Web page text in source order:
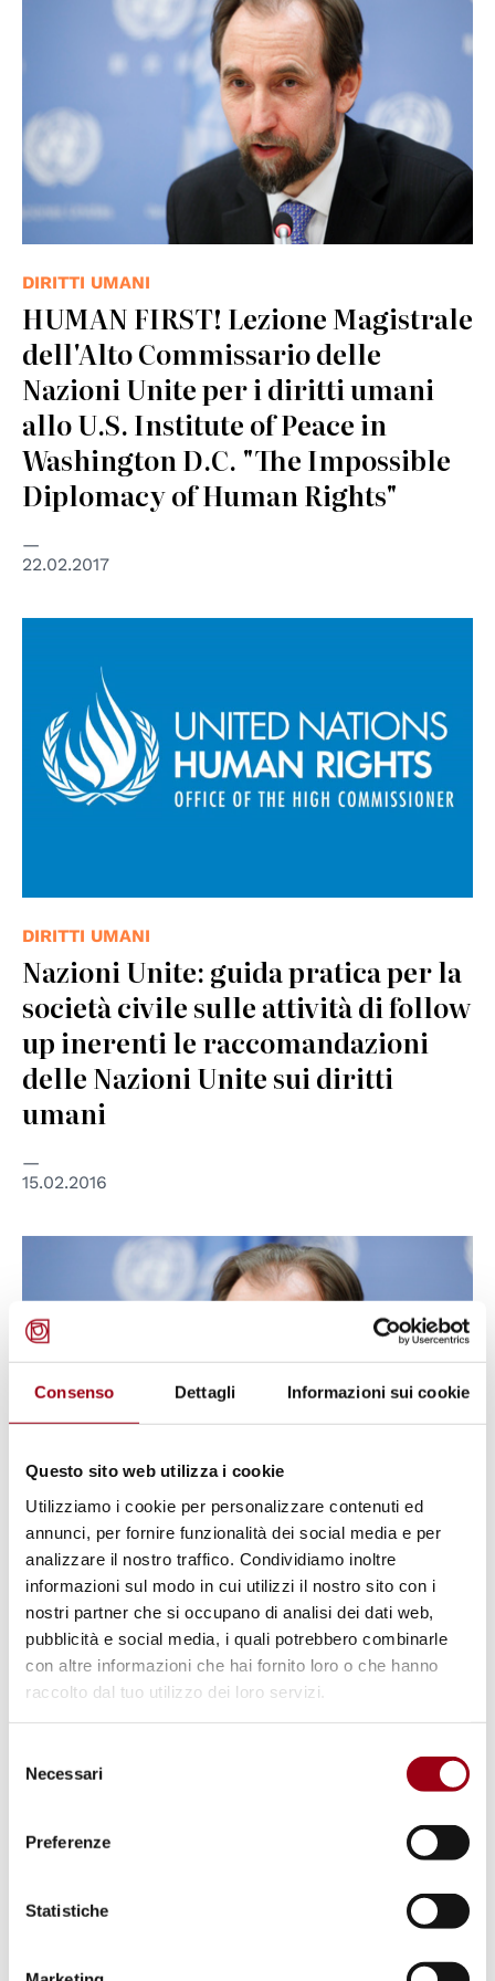
Consenso Dettagli Informazioni sui cookie
Questo sito web utilizza i cookie
Utilizziamo i cookie per personalizzare contenuti ed
annunci, per fornire funzionalità dei social media e per
analizzare il nostro traffico. Condividiamo inoltre
informazioni sul modo in cui utilizzi il nostro sito con i
nostri partner che si occupano di analisi dei dati web,
pubblicità e social media, i quali potrebbero combinarle
con altre informazioni che hai fornito loro o che hanno
raccolto dal tuo utilizzo dei loro servizi.
delNecessari
Preferenze
Statistiche
DIRITTI UMANI
HUMAN FIRST! Lezione Magistrale
dell'Alto Commissario delle
Nazioni Unite per i diritti umani
allo U.S. Institute of Peace in
Washington D.C. "The Impossible
Diplomacy of Human Rights"
22.02.2017
DIRITTI UMANI
Nazioni Unite: guida pratica per la
società civile sulle attività di follow
up inerenti le raccomandazioni
delle Nazioni Unite sui diritti
umani
15.02.2016
DIRITTI UMANI
L'Alto Commissario per i diritti
umani delle Nazioni Unite invia
una missione in Sud Sudan
30.10.2015